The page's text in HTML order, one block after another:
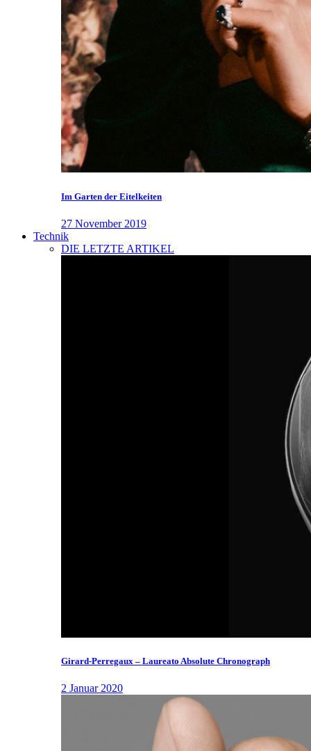
Im Garten der Eitelkeiten
27 November 2019
Technik
DIE LETZTE ARTIKEL
Girard-Perregaux – Laureato Absolute Chronograph
2 Januar 2020